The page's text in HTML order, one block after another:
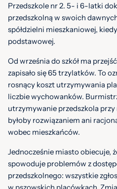
Przedszkole nr 2. 5- i 6-latki
przedszkolną w swoich
spółdzielni mieszkaniowej,
podstawowej.
Od września do szkół ma
zapisało się 65 trzylatków. To
rosnący koszt utrzymywania
liczbie wychowanków.
utrzymywanie przedszkola
byłoby rozwiązaniem ani
wobec mieszkańców.
Jednocześnie miasto obiecuje,
spowoduje problemów z
przedszkolnego: wszystkie